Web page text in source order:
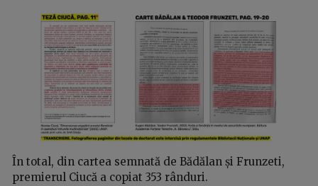
În total, din cartea semnată de Bădălan și Frunzeti,
premierul Ciucă a copiat 353 rânduri.